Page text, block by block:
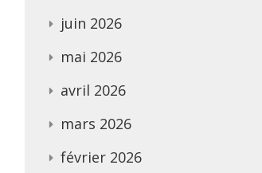
juin 2026
mai 2026
avril 2026
mars 2026
février 2026